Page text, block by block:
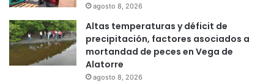
agosto 8, 2026
Altas temperaturas y déficit de
precipitación, factores asociados a
mortandad de peces en Vega de
Alatorre
agosto 8, 2026